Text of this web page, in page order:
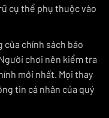
cụ thể phụ thuộc vào
của chính sách bảo
chơi nên kiểm tra
mới nhất. Mọi thay
tin cá nhân của quý